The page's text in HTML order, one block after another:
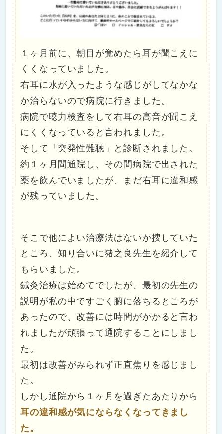
１ヶ月前に、朝目が覚めたら耳が聞こえに
くくなっていました。
右耳に水が入ったような感じがしてなかな
か治らないので病院に行きました。
病院で聴力検査をして右耳の高音が聞こえ
にくくなっていると言われました。
そして「突発性難聴」と診断されました。
約１ヶ月間通院し、その間病院で出された
薬を飲んでいましたが、まだ右耳に違和感
が残っていました。
そこで他によい治療法はないか捜していた
ところ、知り合いに猪之良先生を紹介して
もらいました。
鍼灸治療は始めてでしたが、最初の先生の
説明が私の中ですごく腑に落ちるところが
あったので、改善には時間がかかると言わ
れましたが頑張って通院することにしまし
た。
最初は改善がみられず正直焦りを感じまし
た。
しかし通院から１ヶ月を過ぎたあたりから
耳の違和感が気にならなくなってきまし
た。